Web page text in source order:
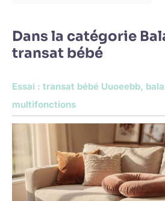
Dans la catégorie
transat bébé
Essai : transat bébé Uuoeebb,
multifonctions